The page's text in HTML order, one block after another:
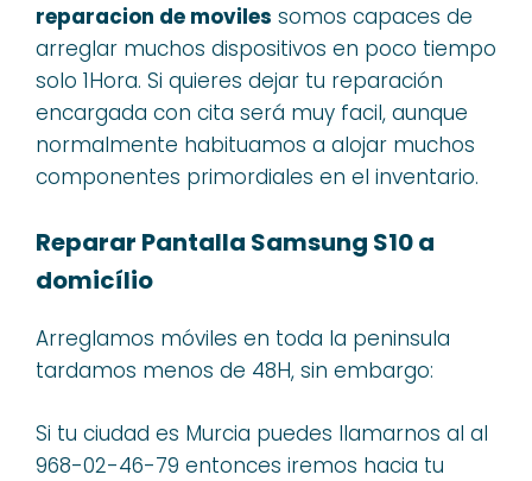
reparacion de moviles somos capaces de
arreglar muchos dispositivos en poco tiempo
solo 1Hora. Si quieres dejar tu reparación
encargada con cita será muy facil, aunque
normalmente habituamos a alojar muchos
componentes primordiales en el inventario.
Reparar Pantalla Samsung S10 a
domicílio
Arreglamos móviles en toda la peninsula
tardamos menos de 48H, sin embargo:
Si tu ciudad es Murcia puedes llamarnos al al
968-02-46-79 entonces iremos hacia tu